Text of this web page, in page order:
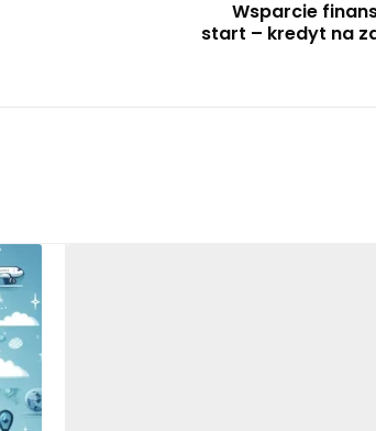
Wsparcie
start – kredyt na